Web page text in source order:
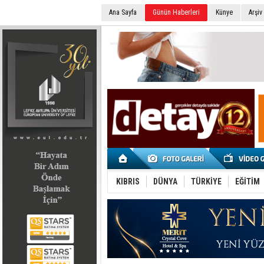
Ana Sayfa Günün Haberleri Künye Arşiv
KIBRIS DÜNYA TÜRKİYE EĞİTİM